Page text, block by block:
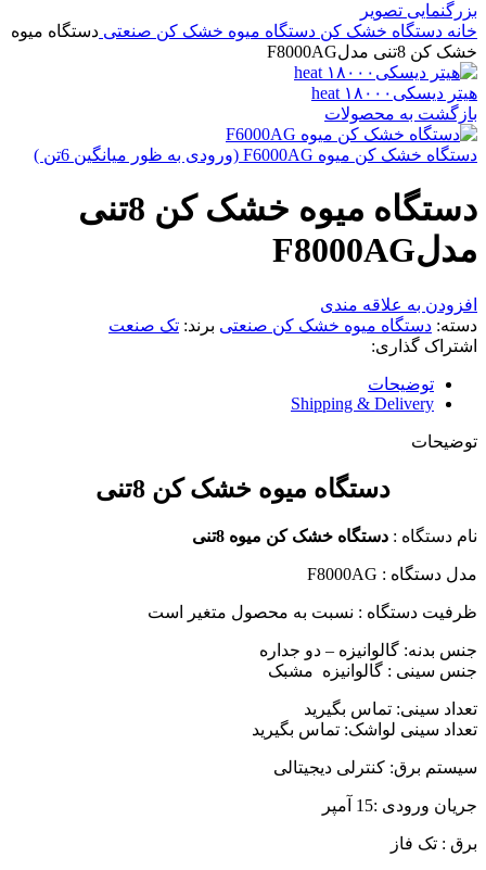
بزرگنمایی تصویر
خانه دستگاه خشک کن دستگاه میوه خشک کن صنعتی دستگاه میوه
خشک کن 8تنی مدلF8000AG
هیتر دیسکی۱۸۰۰۰ heat
بازگشت به محصولات
دستگاه خشک کن میوه F6000AG (ورودی به ظور میانگین 6تن )
دستگاه میوه خشک کن 8تنی
مدلF8000AG
افزودن به علاقه مندی
دسته: دستگاه میوه خشک کن صنعتی برند: تک صنعت
اشتراک گذاری:
توضیحات
Shipping & Delivery
توضیحات
دستگاه میوه خشک کن 8تنی
نام دستگاه : دستگاه خشک کن میوه 8تنی
مدل دستگاه : F8000AG
ظرفیت دستگاه : نسبت به محصول متغیر است
جنس بدنه: گالوانیزه – دو جداره
جنس سینی : گالوانیزه مشبک
تعداد سینی: تماس بگیرید
تعداد سینی لواشک: تماس بگیرید
سیستم برق: کنترلی دیجیتالی
جریان ورودی :15 آمپر
برق : تک فاز